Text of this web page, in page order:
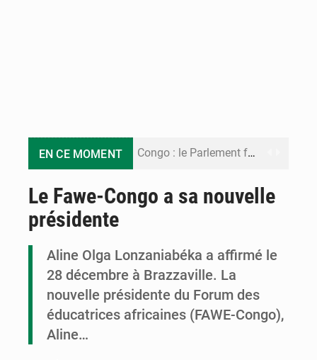
EN CE MOMENT Congo : le Parlement formule 28 recommandations sur le Cadre budgétaire 2027-2029
Congo : Brazzaville se dote d’un plan d’action pour renforcer sa résilience climatique
Le Fawe-Congo a sa nouvelle
présidente
Aline Olga Lonzaniabéka a affirmé le
28 décembre à Brazzaville. La
nouvelle présidente du Forum des
éducatrices africaines (FAWE-Congo),
Aline…